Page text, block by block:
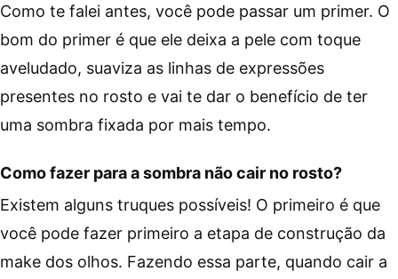
Como te falei antes, você pode passar um primer. O
bom do primer é que ele deixa a pele com toque
aveludado, suaviza as linhas de expressões
presentes no rosto e vai te dar o benefício de ter
uma sombra fixada por mais tempo.
Como fazer para a sombra não cair no rosto?
Existem alguns truques possíveis! O primeiro é que
você pode fazer primeiro a etapa de construção da
make dos olhos. Fazendo essa parte, quando cair a